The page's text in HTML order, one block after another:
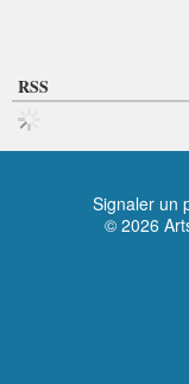
RSS
Signaler un
© 2026